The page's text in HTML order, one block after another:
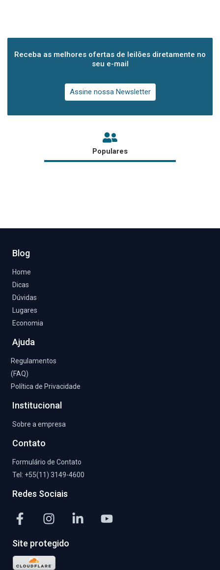
Receba as melhores ofertas de leilões diretamente no
seu e-mail
Assine nossa Newsletter
Populares
Blog
Home
Dicas
Dúvidas
Lugares
Economia
Ajuda
Regulamentos
(FAQ)
Política de Privacidade
Institucional
Sobre a empresa
Contato
Formulário de Contato
Tel: +55(11) 3149-4600
Redes Sociais
F
a
c
e
b
I
n
t
a
i
Y
o
Site protegido